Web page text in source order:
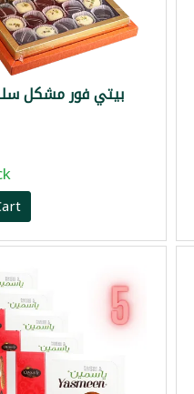
بيتي فور مشكل